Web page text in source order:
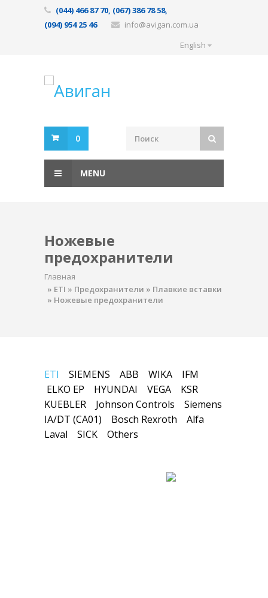
(044) 466 87 70, (067) 386 78 58,
(094) 954 25 46
info@avigan.com.ua
English
0
MENU
Ножевые
предохранители
Главная
» ETI » Предохранители » Плавкие вставки
» Ножевые предохранители
ETI SIEMENS ABB WIKA
IFM
ELKO EP
HYUNDAI VEGA
KSR
KUEBLER
Johnson Controls
Siemens
IA/DT (CA01)
Bosch Rexroth
Alfa
Laval
SICK Others